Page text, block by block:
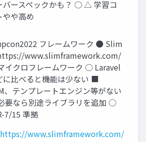
バースペックかも？ ○ △ 学習コ
やや高め
フレームワーク ● Slim
www.slimframework.com/
イクロフレームワーク ○ Laravel
に比べると機能は少ない ■
、テンプレートエンジン等がない
要なら別途ライブラリを追加 ○
7/15 準拠
https://www.slimframework.com/